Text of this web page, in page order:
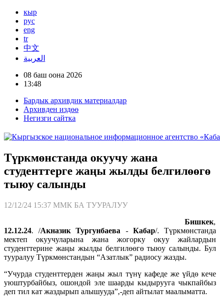
кыр
рус
eng
tr
中文
العربية
08 баш оона 2026
13:48
Бардык архивдик материалдар
Архивден издөө
Негизги сайтка
Түркмөнстанда окуучу жана
студенттерге жаңы жылды белгилөөгө
тыюу салынды
12/12/24 15:37 ММК БА ТУУРАЛУУ
Бишкек,
12.12.24. /Акназик Тургунбаева - Кабар/. Түркмөнстанда
мектеп окуучуларына жана жогорку окуу жайлардын
студенттерине жаңы жылды белгилөөгө тыюу салынды. Бул
тууралуу Түркмөнстандын “Азатлык” радиосу жазды.
“Учурда студенттерден жаңы жыл түнү кафеде же үйдө кече
уюштурбайбыз, ошондой эле шаарды кыдырууга чыкпайбыз
деп тил кат жаздырып алышууда”,-деп айтылат маалыматта.